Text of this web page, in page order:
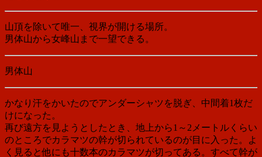
山頂を除いて唯一、視界が開ける場所。
男体山から女峰山まで一望できる。
男体山
かなり汗をかいたのでアンダーシャツを脱ぎ、中間着1枚だ
けになった。
再び遠方を見ようとしたとき、地上から1～2メートルくらい
のところでカラマツの幹が切られているのが目に入った。よ
く見ると他にも十数本のカラマツが切ってある。すべて幹が